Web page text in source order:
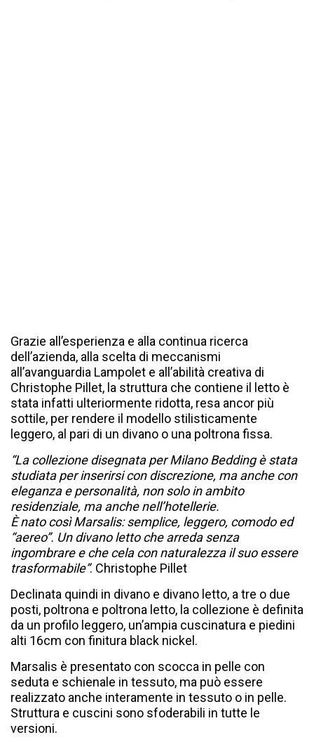
Grazie all’esperienza e alla continua ricerca
dell’azienda, alla scelta di meccanismi
all’avanguardia Lampolet e all’abilità creativa di
Christophe Pillet, la struttura che contiene il letto è
stata infatti ulteriormente ridotta, resa ancor più
sottile, per rendere il modello stilisticamente
leggero, al pari di un divano o una poltrona fissa.
“La collezione disegnata per Milano Bedding è stata
studiata per inserirsi con discrezione, ma anche con
eleganza e personalità, non solo in ambito
residenziale, ma anche nell’hotellerie.
È nato così Marsalis: semplice, leggero, comodo ed
“aereo”. Un divano letto che arreda senza
ingombrare e che cela con naturalezza il suo essere
trasformabile”. Christophe Pillet
Declinata quindi in divano e divano letto, a tre o due
posti, poltrona e poltrona letto, la collezione è definita
da un profilo leggero, un’ampia cuscinatura e piedini
alti 16cm con finitura black nickel.
Marsalis è presentato con scocca in pelle con
seduta e schienale in tessuto, ma può essere
realizzato anche interamente in tessuto o in pelle.
Struttura e cuscini sono sfoderabili in tutte le
versioni.